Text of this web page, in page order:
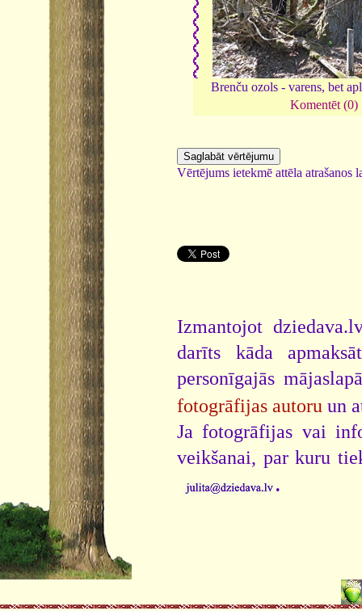
Brenču ozols - varens, bet
Komentēt (0)
Vērtējums ietekmē attēla atrašanos
Izmantojot
darīts kāda
personīgajās
fotogrāfijas autoru un
Ja fotogrāfijas vai
veikšanai, par kuru
.